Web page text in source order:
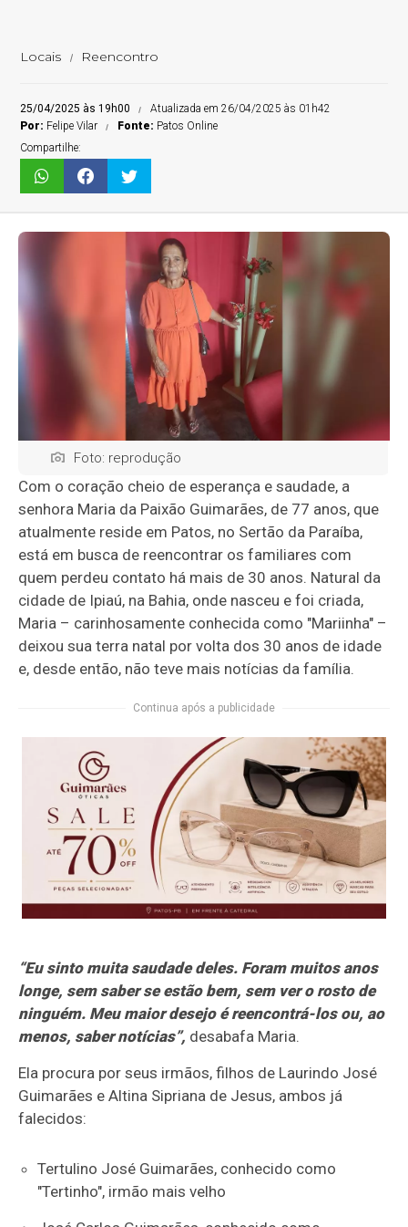
Locais Reencontro
25/04/2025 às 19h00
Atualizada em 26/04/2025 às 01h42
Por: Felipe Vilar Fonte: Patos Online
Compartilhe:
Foto: reprodução
Com o coração cheio de esperança e saudade, a
senhora Maria da Paixão Guimarães, de 77 anos, que
atualmente reside em Patos, no Sertão da Paraíba,
está em busca de reencontrar os familiares com
quem perdeu contato há mais de 30 anos. Natural da
cidade de Ipiaú, na Bahia, onde nasceu e foi criada,
Maria – carinhosamente conhecida como "Mariinha" –
deixou sua terra natal por volta dos 30 anos de idade
e, desde então, não teve mais notícias da família.
Continua após a publicidade
“Eu sinto muita saudade deles. Foram muitos anos
longe, sem saber se estão bem, sem ver o rosto de
ninguém. Meu maior desejo é reencontrá-los ou, ao
menos, saber notícias”, desabafa Maria.
Ela procura por seus irmãos, filhos de Laurindo José
Guimarães e Altina Sipriana de Jesus, ambos já
falecidos:
Tertulino José Guimarães, conhecido como
"Tertinho", irmão mais velho